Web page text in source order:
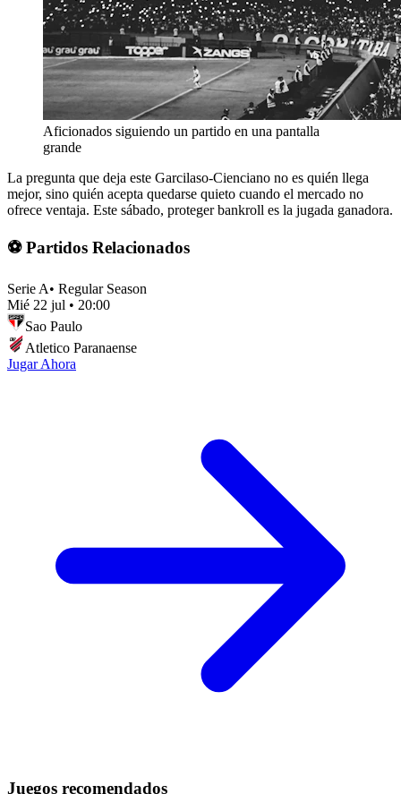
Aficionados siguiendo un partido en una pantalla
grande
La pregunta que deja este Garcilaso-Cienciano no es quién llega
mejor, sino quién acepta quedarse quieto cuando el mercado no
ofrece ventaja. Este sábado, proteger bankroll es la jugada ganadora.
⚽ Partidos Relacionados
Serie A• Regular Season
Mié 22 jul • 20:00
Sao Paulo
Atletico Paranaense
Jugar Ahora
Juegos recomendados